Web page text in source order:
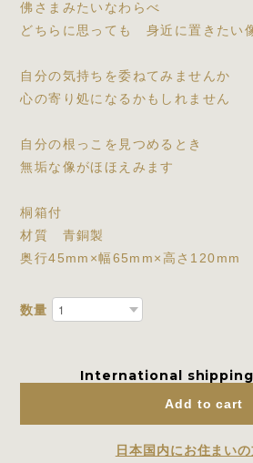
佛さまみたいなわらべ
どちらに思っても 身近に置きたい
自分の気持ちを委ねてみませんか
心の寄り処になるかもしれません
自分の根っこを見つめるとき
無垢な像がほほえみます
桐箱付
材質 青銅製
奥行45mm×幅65mm×高さ120mm
数量
International
Add to cart
日本国内にお住まい